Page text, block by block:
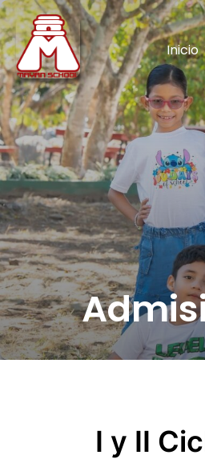
Inicio
I y II